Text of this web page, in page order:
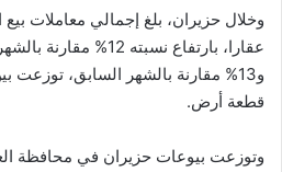
قطعة أرض.